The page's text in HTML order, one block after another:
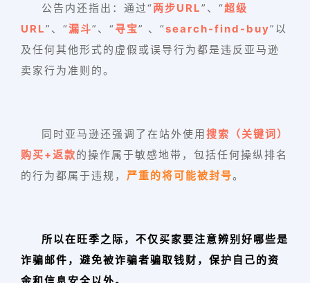
公告内还指出：通过“两步URL”、“超级
URL”、“漏斗”、“寻宝” 、“search-find-buy”以
及任何其他形式的虚假或误导行为都是违反亚马逊
卖家行为准则的。
同时亚马逊还强调了在站外使用搜索（关键词）
购买+返款的操作属于敏感地带，包括任何操纵排名
的行为都属于违规， 严重的将可能被封号。
所以在旺季之际，不仅买家要注意辨别好哪些是
诈骗邮件，避免被诈骗者骗取钱财，保护自己的资